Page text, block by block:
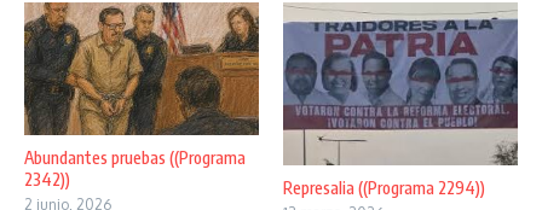
Abundantes pruebas ((Programa
2342))
2 junio, 2026
Represalia ((Programa 2294))